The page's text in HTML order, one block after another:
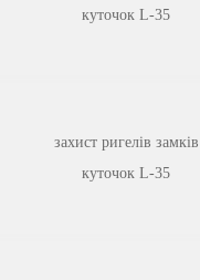
куточок L-35
захист ригелів замків
куточок L-35